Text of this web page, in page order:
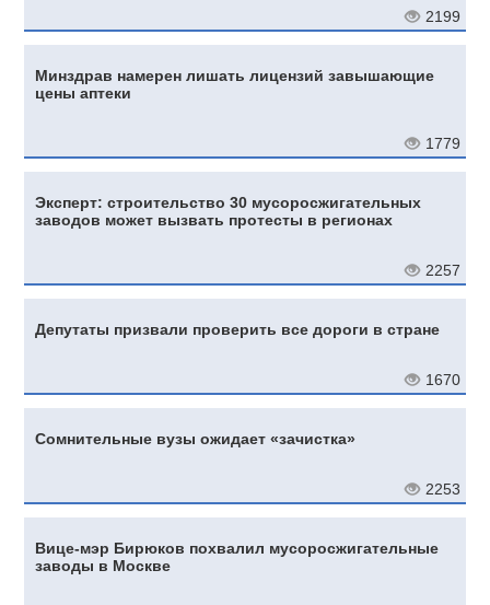
2199
Минздрав намерен лишать лицензий завышающие
цены аптеки
1779
Эксперт: строительство 30 мусоросжигательных
заводов может вызвать протесты в регионах
2257
Депутаты призвали проверить все дороги в стране
1670
Сомнительные вузы ожидает «зачистка»
2253
Вице-мэр Бирюков похвалил мусоросжигательные
заводы в Москве